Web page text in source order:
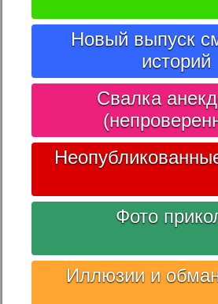
Новый выпуск
историй
Свалка
Фото
Иллюзии и